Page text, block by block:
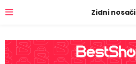
Zidni nosači